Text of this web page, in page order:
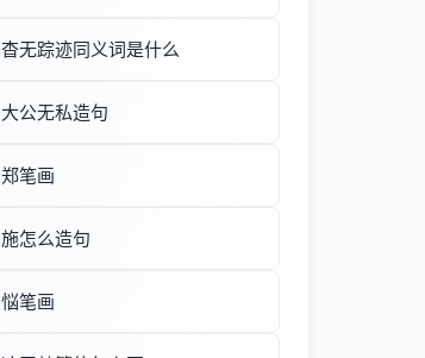
杳无踪迹同义词是什么
大公无私造句
郑笔画
施怎么造句
悩笔画